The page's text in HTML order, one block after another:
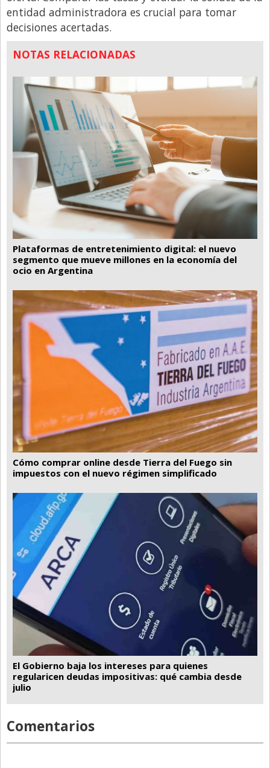
entidad administradora es crucial para tomar
decisiones acertadas.
NOTAS RELACIONADAS
Plataformas de entretenimiento digital: el nuevo
segmento que mueve millones en la economía del
ocio en Argentina
Cómo comprar online desde Tierra del Fuego sin
impuestos con el nuevo régimen simplificado
El Gobierno baja los intereses para quienes
regularicen deudas impositivas: qué cambia desde
julio
Comentarios